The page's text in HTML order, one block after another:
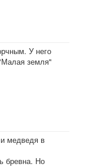
У него
земля"
медведя в
бревна. Но